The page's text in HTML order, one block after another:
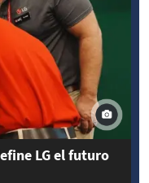
LG el futuro